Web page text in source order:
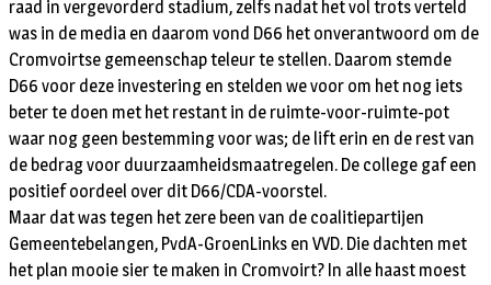
raad in vergevorderd stadium, zelfs nadat het vol trots verteld
was in de media en daarom vond D66 het onverantwoord om de
Cromvoirtse gemeenschap teleur te stellen. Daarom stemde
D66 voor deze investering en stelden we voor om het nog iets
beter te doen met het restant in de ruimte-voor-ruimte-pot
waar nog geen bestemming voor was; de lift erin en de rest van
de bedrag voor duurzaamheidsmaatregelen. De college gaf een
positief oordeel over dit D66/CDA-voorstel.
Maar dat was tegen het zere been van de coalitiepartijen
Gemeentebelangen, PvdA-GroenLinks en VVD. Die dachten met
het plan mooie sier te maken in Cromvoirt? In alle haast moest